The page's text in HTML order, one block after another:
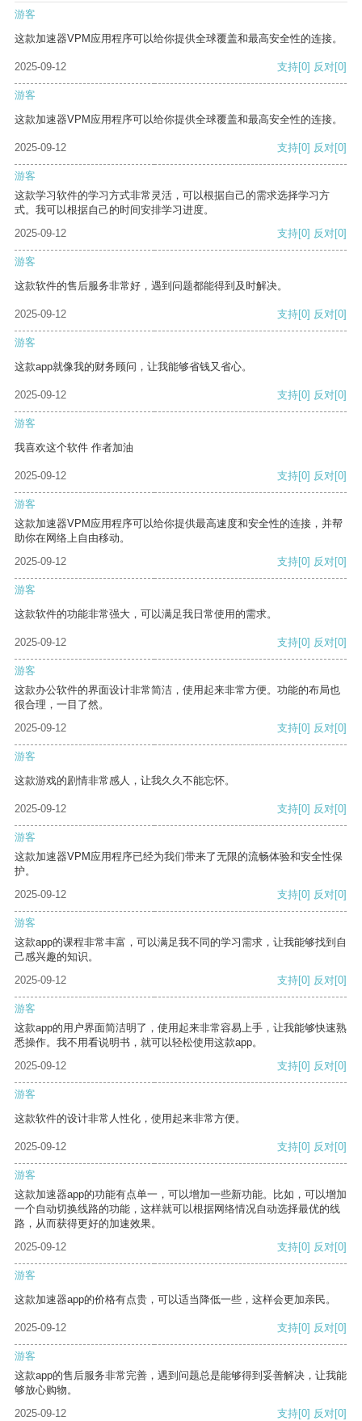
游客
这款加速器VPM应用程序可以给你提供全球覆盖和最高安全性的连接。
2025-09-12 支持[0] 反对[0]
游客
这款加速器VPM应用程序可以给你提供全球覆盖和最高安全性的连接。
2025-09-12 支持[0] 反对[0]
游客
这款学习软件的学习方式非常灵活，可以根据自己的需求选择学习方
式。我可以根据自己的时间安排学习进度。
2025-09-12
支持[0] 反对[0]
游客
这款软件的售后服务非常好，遇到问题都能得到及时解决。
2025-09-12 支持[0] 反对[0]
游客
这款app就像我的财务顾问，让我能够省钱又省心。
2025-09-12 支持[0] 反对[0]
游客
我喜欢这个软件 作者加油
2025-09-12 支持[0] 反对[0]
游客
这款加速器VPM应用程序可以给你提供最高速度和安全性的连接，并帮
助你在网络上自由移动。
2025-09-12
支持[0] 反对[0]
游客
这款软件的功能非常强大，可以满足我日常使用的需求。
2025-09-12 支持[0] 反对[0]
游客
这款办公软件的界面设计非常简洁，使用起来非常方便。功能的布局也
很合理，一目了然。
2025-09-12
支持[0] 反对[0]
游客
这款游戏的剧情非常感人，让我久久不能忘怀。
2025-09-12 支持[0] 反对[0]
游客
这款加速器VPM应用程序已经为我们带来了无限的流畅体验和安全性保
护。
2025-09-12
支持[0] 反对[0]
游客
这款app的课程非常丰富，可以满足我不同的学习需求，让我能够找到自
己感兴趣的知识。
2025-09-12
支持[0] 反对[0]
游客
这款app的用户界面简洁明了，使用起来非常容易上手，让我能够快速熟
悉操作。我不用看说明书，就可以轻松使用这款app。
2025-09-12
支持[0] 反对[0]
游客
这款软件的设计非常人性化，使用起来非常方便。
2025-09-12 支持[0] 反对[0]
游客
这款加速器app的功能有点单一，可以增加一些新功能。比如，可以增加
一个自动切换线路的功能，这样就可以根据网络情况自动选择最优的线
路，从而获得更好的加速效果。
2025-09-12
支持[0] 反对[0]
游客
这款加速器app的价格有点贵，可以适当降低一些，这样会更加亲民。
2025-09-12 支持[0] 反对[0]
游客
这款app的售后服务非常完善，遇到问题总是能够得到妥善解决，让我能
够放心购物。
2025-09-12
支持[0] 反对[0]